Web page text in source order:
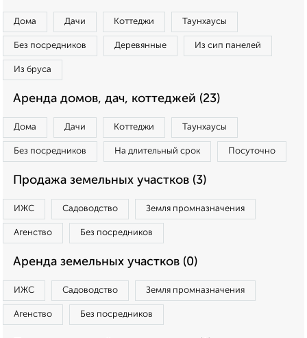
Дома Дачи Коттеджи Таунхаусы
Без посредников Деревянные Из сип панелей
Из бруса
Аренда домов, дач, коттеджей (23)
Дома Дачи Коттеджи Таунхаусы
Без посредников На длительный срок Посуточно
Продажа земельных участков (3)
ИЖС Садоводство Земля промназначения
Агенство Без посредников
Аренда земельных участков (0)
ИЖС Садоводство Земля промназначения
Агенство Без посредников